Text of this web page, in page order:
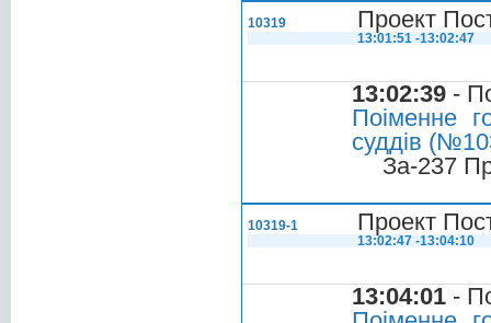
10319 Проект
13:01:51 -13:02:47
13:02:39 -
Поіменне
суддів
За-237
10319-1 Проект
13:02:47 -13:04:10
13:04:01 -